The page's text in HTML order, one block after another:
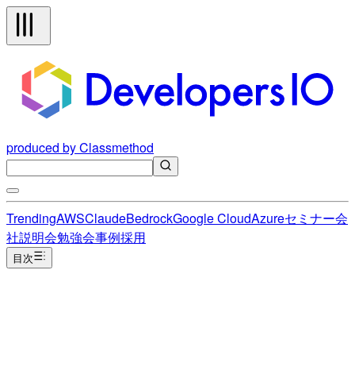
produced by Classmethod
TrendingAWSClaudeBedrockGoogle CloudAzureセミナー会
社説明会勉強会事例採用
目次